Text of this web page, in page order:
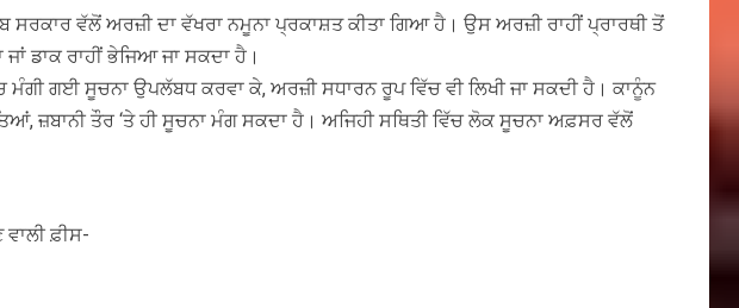
ਵੱਲੋਂ ਅਰਜ਼ੀ ਦਾ ਵੱਖਰਾ ਨਮੂਨਾ ਪ੍ਰਕਾਸ਼ਤ ਕੀਤਾ ਗਿਆ ਹੈ। ਉਸ ਅਰਜ਼ੀ ਰਾਹੀਂ ਪ੍ਰਾਰਥੀ ਤੋਂ
ਡਾਕ ਰਾਹੀਂ ਭੇਜਿਆ ਜਾ ਸਕਦਾ ਹੈ।
ਗਈ ਸੂਚਨਾ ਉਪਲੱਬਧ ਕਰਵਾ ਕੇ, ਅਰਜ਼ੀ ਸਧਾਰਨ ਰੂਪ ਵਿੱਚ ਵੀ ਲਿਖੀ ਜਾ ਸਕਦੀ ਹੈ। ਕਾਨੂੰਨ
ਜ਼ਬਾਨੀ ਤੌਰ ‘ਤੇ ਹੀ ਸੂਚਨਾ ਮੰਗ ਸਕਦਾ ਹੈ। ਅਜਿਹੀ ਸਥਿਤੀ ਵਿੱਚ ਲੋਕ ਸੂਚਨਾ ਅਫ਼ਸਰ ਵੱਲੋਂ
ਫ਼ੀਸ-